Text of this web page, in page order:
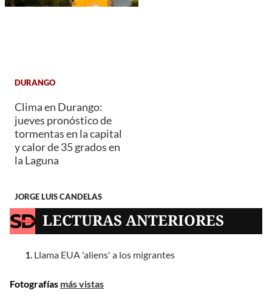
DURANGO
Clima en Durango:
jueves pronóstico de
tormentas en la capital
y calor de 35 grados en
la Laguna
JORGE LUIS CANDELAS
LECTURAS ANTERIORES
Llama EUA 'aliens' a los migrantes
Fotografías más vistas